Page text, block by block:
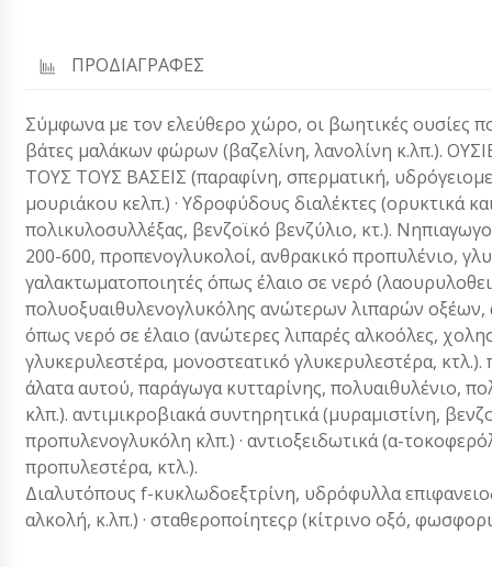
ΠΡΟΔΙΑΓΡΑΦΕΣ
Σύμφωνα με τον ελεύθερο χώρο, οι βωητικές ουσίες
βάτες μαλάκων φώρων (βαζελίνη, λανολίνη κ.λπ.).
ΤΟΥΣ ΤΟΥΣ ΒΑΣΕΙΣ (παραφίνη, σπερματική,
μουριάκου κελπ.) · Υδροφύδους διαλέκτες (ορυκτικά
πολικυλοσυλλέξας, βενζοϊκό βενζύλιο, κτ.).
200-600, προπενογλυκολοί, ανθρακικό προπυλένιο,
γαλακτωματοποιητές όπως έλαιο σε νερό
πολυοξυαιθυλενογλυκόλης ανώτερων λιπαρών
όπως νερό σε έλαιο (ανώτερες λιπαρές αλκοόλες,
γλυκερυλεστέρα, μονοστεατικό γλυκερυλεστέρα,
άλατα αυτού, παράγωγα κυτταρίνης, πολυαιθυλένιο,
κλπ.). αντιμικροβιακά συντηρητικά (μυραμιστίνη,
προπυλενογλυκόλη κλπ.) · αντιοξειδωτικά (α-
προπυλεστέρα, κτλ.).
Διαλυτόπους f-κυκλωδοεξτρίνη, υδρόφυλλα
αλκολή, κ.λπ.) · σταθεροποίητεςρ (κίτρινο οξό,